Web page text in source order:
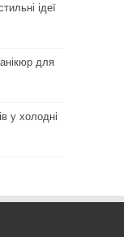
ідеї
для
у холодні